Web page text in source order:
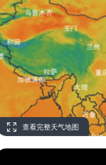
查看完整天气地图